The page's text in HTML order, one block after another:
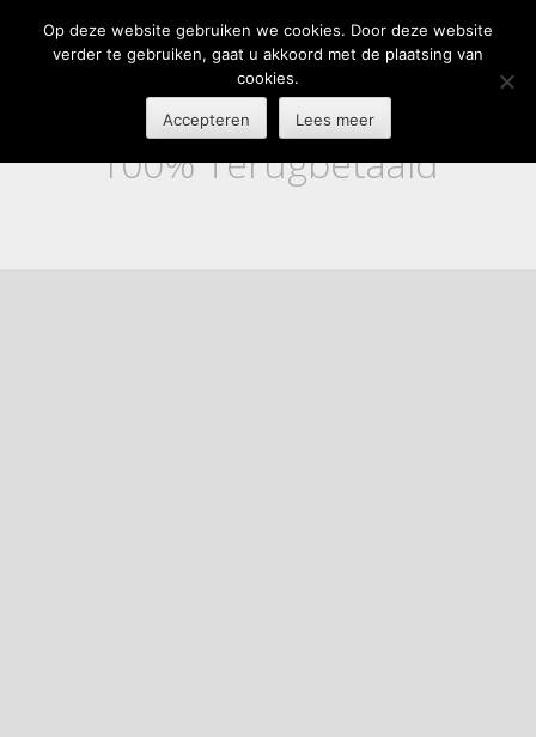
100% Terugbetaald
Op deze website gebruiken we cookies. Door deze website
verder te gebruiken, gaat u akkoord met de plaatsing van
cookies.
Accepteren Lees meer